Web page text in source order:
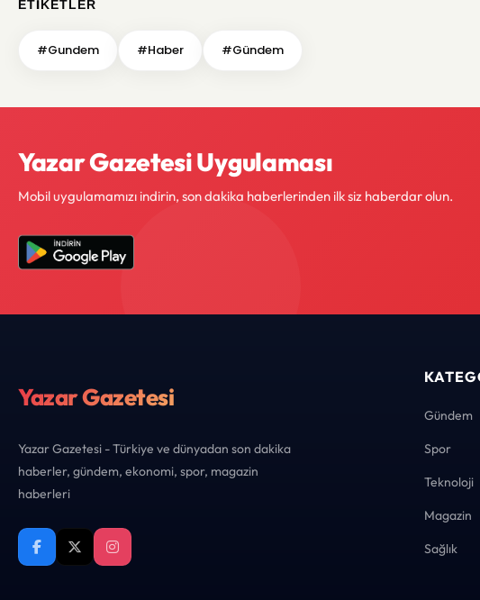
ETIKETLER
#Gundem #Haber #Gündem
Yazar Gazetesi Uygulaması
Mobil uygulamamızı indirin, son dakika haberlerinden ilk siz haberdar olun.
Yazar Gazetesi
Yazar Gazetesi - Türkiye ve dünyadan son dakika
haberler, gündem, ekonomi, spor, magazin
haberleri
Gündem
Spor
Teknoloji
Magazin
Sağlık